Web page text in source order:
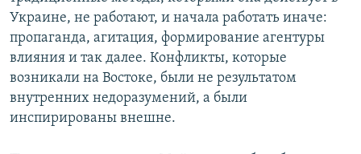
Украине, не работают, и начала работать иначе:
пропаганда, агитация, формирование агентуры
влияния и так далее. Конфликты, которые
возникали на Востоке, были не результатом
внутренних недоразумений, а были
инспирированы внешне.